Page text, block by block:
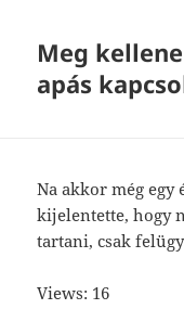
Meg
apás
Na akkor még egy
kijelentette, hogy
tartani, csak
Views: 16